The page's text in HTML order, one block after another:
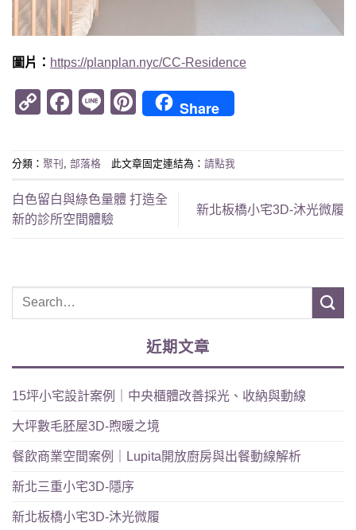
圖片： https://planplan.nyc/CC-Residence
CopyFacebook
LinePinterest
Share
分類： 聚刊 , 部落格 此文章固定連結為： 請點我
白色留白與綠色量體 打造全
新的診所空間體驗
新北板橋小宅3D-沐光微履
近期文章
15坪小宅設計案例｜中央櫃體改善採光、收納與動線
大坪數毛胚屋3D-煦暖之境
餐飲商業空間案例｜Lupita開放廚房與出餐動線解析
新北三重小宅3D-隱序
新北板橋小宅3D-沐光微履